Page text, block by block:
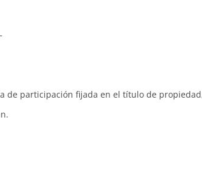
de participación fijada en el título de